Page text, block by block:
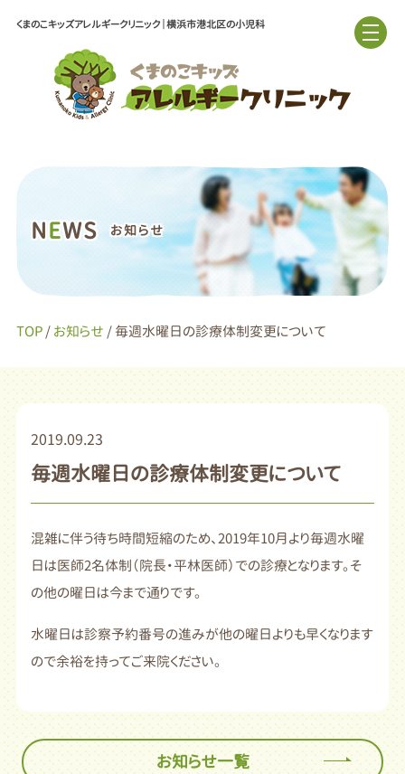
くまのこキッズアレルギークリニック｜横浜市港北区の小児科
NEWS お知らせ
TOP/お知らせ / 毎週水曜日の診療体制変更について
2019.09.23
毎週水曜日の診療体制変更について
混雑に伴う待ち時間短縮のため、2019年10月より毎週水曜
日は医師2名体制（院長・平林医師）での診療となります。そ
の他の曜日は今まで通りです。
水曜日は診察予約番号の進みが他の曜日よりも早くなります
ので余裕を持ってご来院ください。
お知らせ一覧